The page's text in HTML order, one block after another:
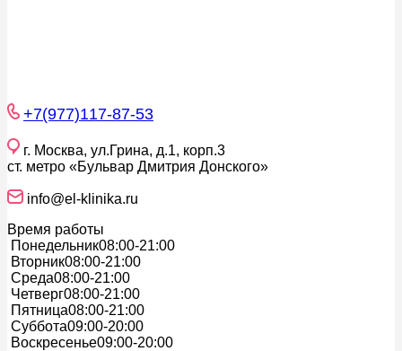
+7(977)117-87-53
г. Москва, ул.Грина, д.1, корп.3
ст. метро «Бульвар Дмитрия Донского»
info@el-klinika.ru
Время работы
Понедельник08:00-21:00
Вторник08:00-21:00
Среда08:00-21:00
Четверг08:00-21:00
Пятница08:00-21:00
Суббота09:00-20:00
Воскресенье09:00-20:00